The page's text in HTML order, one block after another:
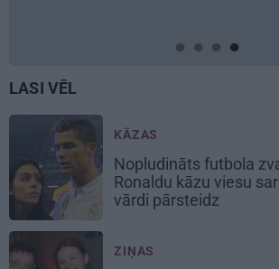
LASI VĒL
KĀZAS
Nopludināts futbola
Ronaldu kāzu viesu
vārdi pārsteidz
ZIŅAS